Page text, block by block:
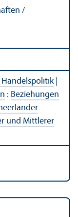
/
|
: Beziehungen
und Mittlerer